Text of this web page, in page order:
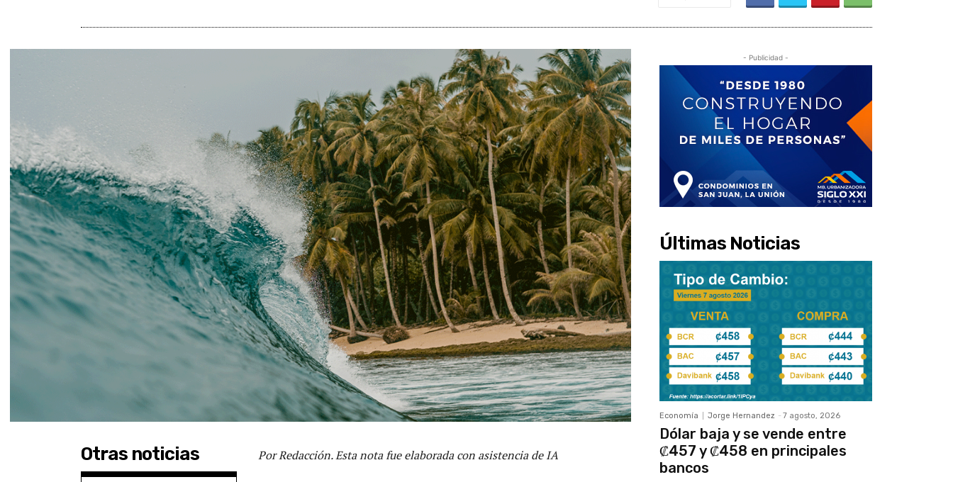
Otras noticias Por Redacción. Esta nota fue elaborada con asistencia de IA
- Publicidad -
Últimas Noticias
Economía Jorge Hernandez - 7 agosto, 2026
Dólar baja y se vende entre
₡457 y ₡458 en principales
bancos